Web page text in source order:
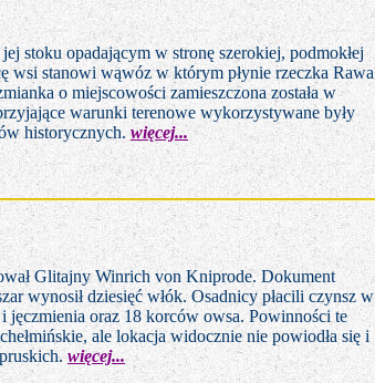
stoku opadającym w stronę szerokiej, podmokłej
wsi stanowi wąwóz w którym płynie rzeczka Rawa
o miejscowości zamieszczona została w
warunki terenowe wykorzystywane były
historycznych. więcej...
Glitajny Winrich von Kniprode. Dokument
wynosił dziesięć włók. Osadnicy płacili czynsz w
jęczmienia oraz 18 korców owsa. Powinności te
ale lokacja widocznie nie powiodła się i
więcej...